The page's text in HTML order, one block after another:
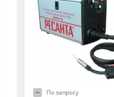
По запросу